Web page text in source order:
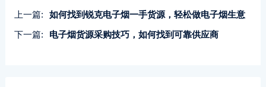
上一篇:
如何找到锐克电子烟一手货源，轻松做电子烟生意
下一篇:
电子烟货源采购技巧，如何找到可靠供应商